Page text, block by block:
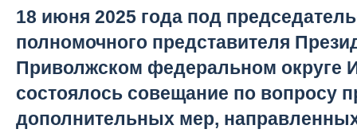
18 июня 2025 года под
полномочного представителя
Приволжском федеральном округе
состоялось совещание по вопросу
дополнительных мер,